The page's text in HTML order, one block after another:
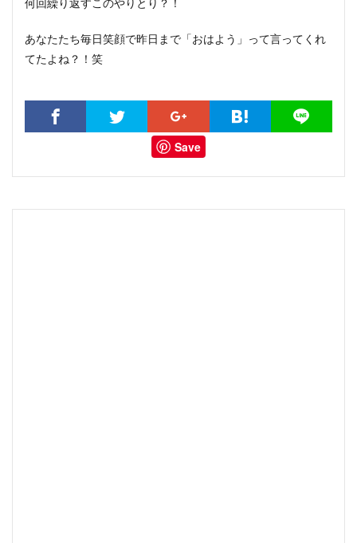
何回繰り返すこのやりとり？！
あなたたち毎日笑顔で昨日まで「おはよう」って言ってくれ
てたよね？！笑
Save